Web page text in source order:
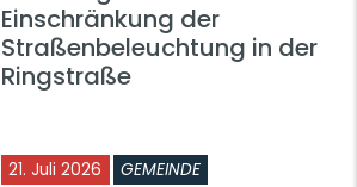
Einschränkung der
Straßenbeleuchtung in der
Ringstraße
21. Juli 2026 GEMEINDE